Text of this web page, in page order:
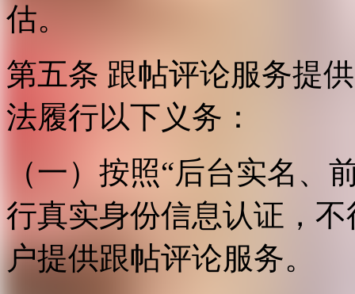
估。
第五条 跟帖评论服务提
法履行以下义务：
（一）按照“后台实名、
行真实身份信息认证，
户提供跟帖评论服务。